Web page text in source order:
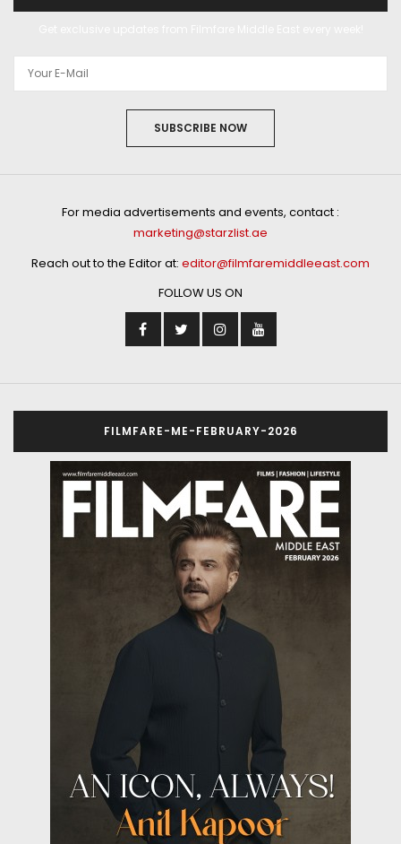
SUBSCRIBE NOW
For media advertisements and events, contact :
marketing@starzlist.ae
Reach out to the Editor at: editor@filmfaremiddleeast.com
FOLLOW US ON
FILMFARE-ME-FEBRUARY-2026